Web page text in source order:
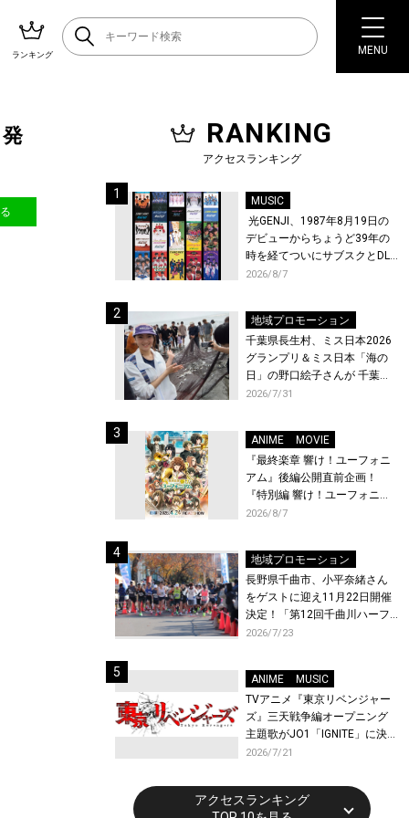
ランキング MENU
RANKING
アクセスランキング
MUSIC
光GENJI、1987年8月19日の
デビューからちょうど39年の
時を経てついにサブスクとDL
配信が解禁！
2026/8/7
地域プロモーション
千葉県長生村、ミス日本2026
グランプリ＆ミス日本「海の
日」の野口絵子さんが 千葉県
唯一の村・長生村で地引網を
2026/7/31
ANIME
MOVIE
『最終楽章 響け！ユーフォニ
アム』後編公開直前企画！
『特別編 響け！ユーフォニア
ム〜アンサンブルコンテス
映が決定！
2026/8/7
地域プロモーション
長野県千曲市、小平奈緒さん
をゲストに迎え11月22日開催
決定！「第12回千曲川ハーフ
マラソン」エントリー受付開
2026/7/23
ANIME
MUSIC
TVアニメ『東京リベンジャー
ズ』三天戦争編オープニング
主題歌がJO1「IGNITE」に決
定！メンバー全員から喜びと
トが到着！9月に東京・大阪で
先行上映会を開催！
2026/7/21
アクセスランキング